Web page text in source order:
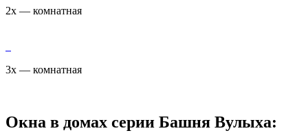
2х — комнатная
3х — комнатная
Окна в домах серии Башня Вулыха: